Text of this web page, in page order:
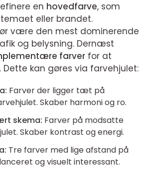
en hovedfarve, som
eller brandet.
være den mest dominerende
og belysning. Dernæst
farver for at
Dette kan gøres via farvehjulet:
Farver der ligger tæt på
Skaber harmoni og ro.
skema: Farver på modsatte
Skaber kontrast og energi.
Tre farver med lige afstand på
og visuelt interessant.